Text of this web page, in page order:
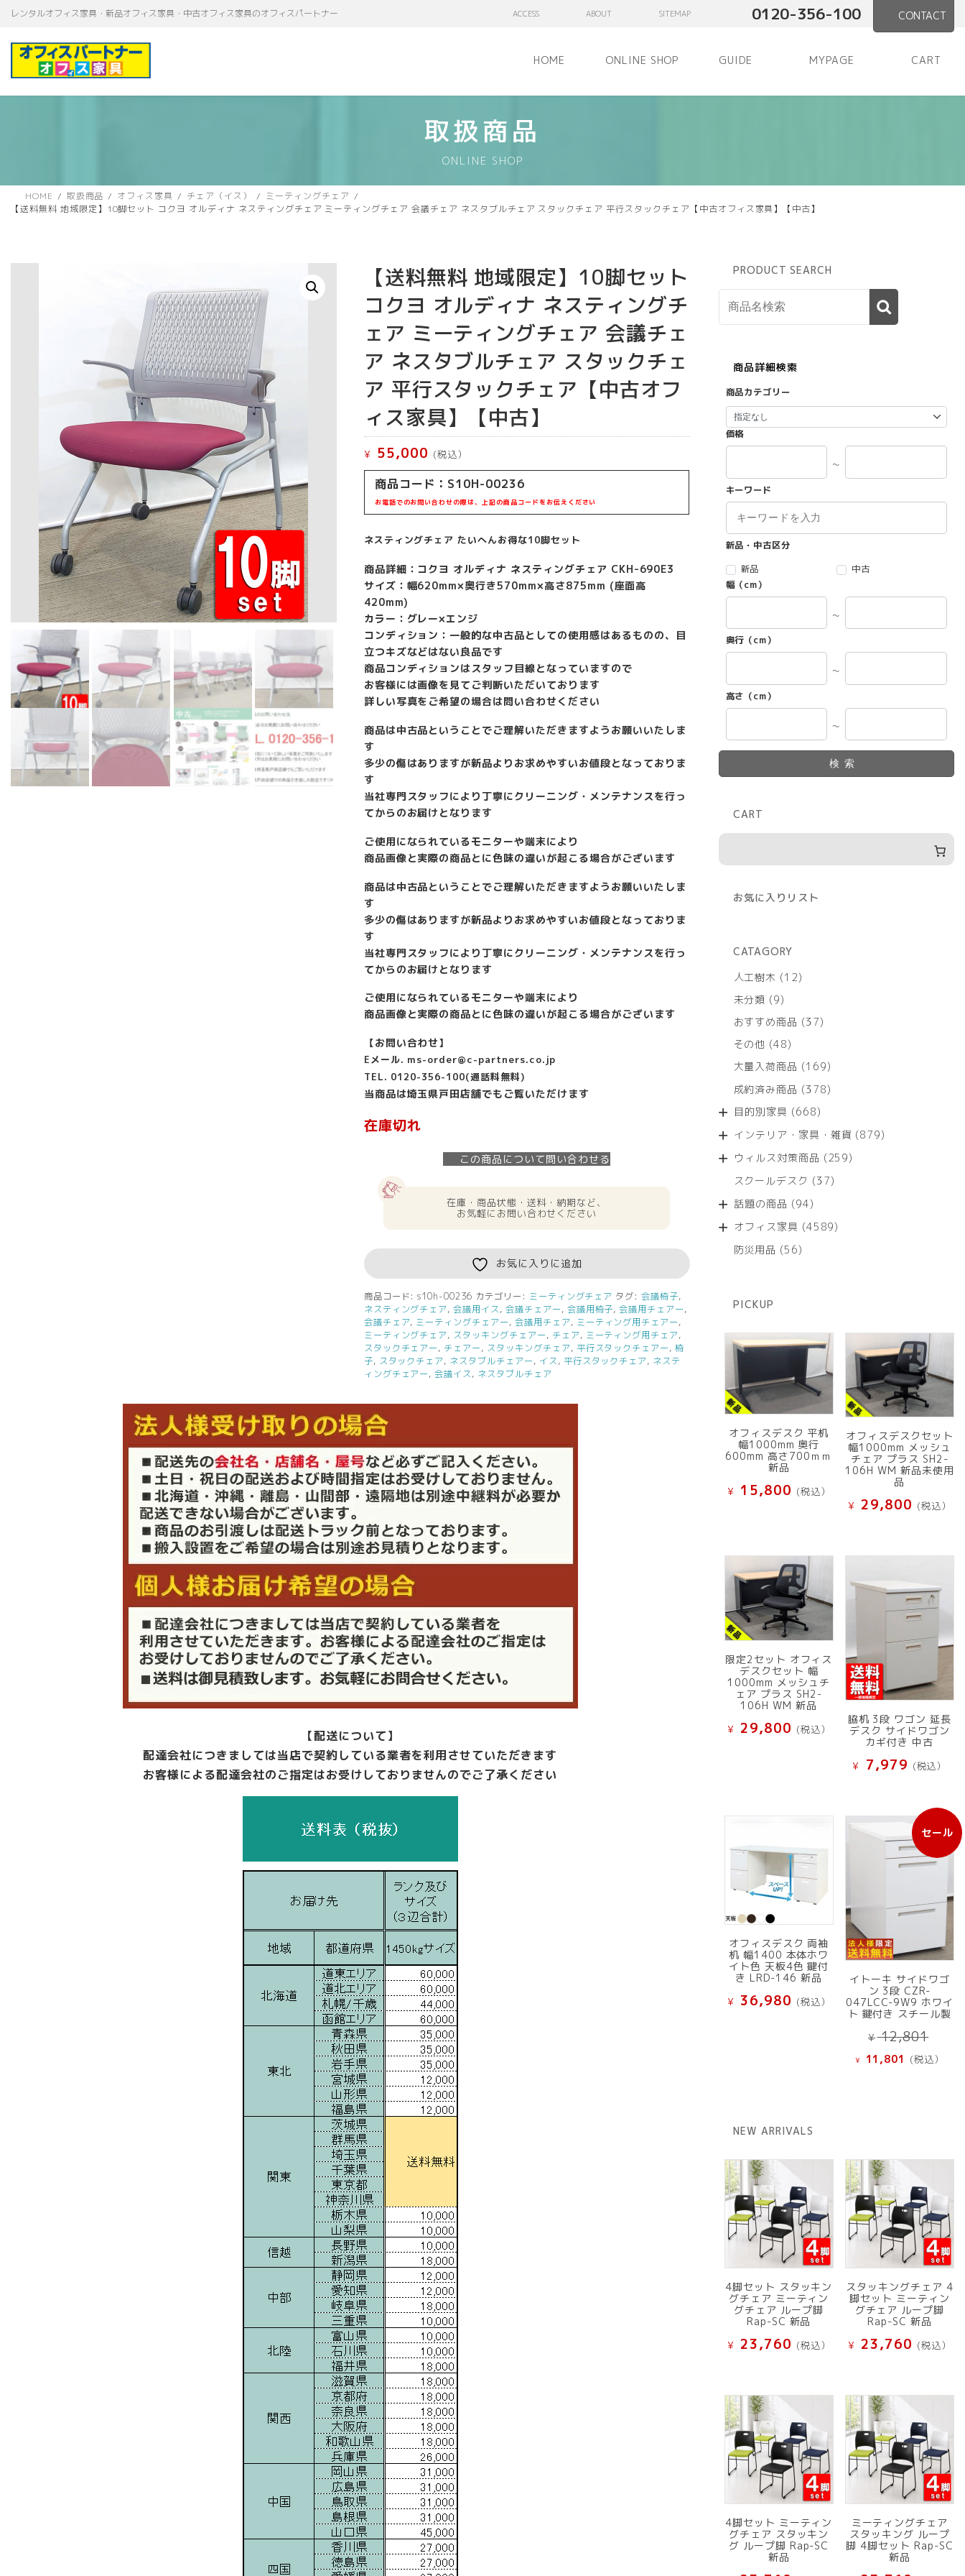
テ
ゲ
レンタルオフィス家具・新品オフィス家具・中古オフィス家具のオフィスパートナー ACCESS ABOUT SITEMAP 0120-356-100 CONTACT
HOME ONLINE SHOP GUIDE MYPAGE CART
取扱商品
ONLINE SHOP
HOME 取扱商品 オフィス家具 チェア（イス）
ミーティングチェア
【送料無料 地域限定】10脚セット コクヨ オルディナ ネスティングチェア ミーティングチェア 会議チェア ネスタブルチェア スタックチェア 平行スタックチェア【中古オフィス家具】【中古】
【送料無料 地域限定】10脚セット
コクヨ オルディナ ネスティングチ
ェア ミーティングチェア 会議チェ
ア ネスタブルチェア スタックチェ
ア 平行スタックチェア【中古オフ
ィス家具】【中古】
¥ 55,000 (税込）
商品コード：S10H-00236
お電話でのお問い合わせの際は、上記の商品コードをお伝えください
ネスティングチェア たいへんお得な10脚セット
商品詳細：コクヨ オルディナ ネスティングチェア CKH-690E3
サイズ：幅620mm×奥行き570mm×高さ875mm (座面高
420mm)
カラー：グレー×エンジ
コンディション：一般的な中古品としての使用感はあるものの、目
立つキズなどはない良品です
商品コンディションはスタッフ目線となっていますので
お客様には画像を見てご判断いただいております
詳しい写真をご希望の場合は問い合わせください
商品は中古品ということでご理解いただきますようお願いいたしま
す
多少の傷はありますが新品よりお求めやすいお値段となっておりま
す
当社専門スタッフにより丁寧にクリーニング・メンテナンスを行っ
てからのお届けとなります
ご使用になられているモニターや端末により
商品画像と実際の商品とに色味の違いが起こる場合がございます
商品は中古品ということでご理解いただきますようお願いいたしま
す
多少の傷はありますが新品よりお求めやすいお値段となっておりま
す
当社専門スタッフにより丁寧にクリーニング・メンテナンスを行っ
てからのお届けとなります
ご使用になられているモニターや端末により
商品画像と実際の商品とに色味の違いが起こる場合がございます
【お問い合わせ】
Eメール. ms-order@c-partners.co.jp
TEL. 0120-356-100(通話料無料)
当商品は埼玉県戸田店舗でもご覧いただけます
在庫切れ
この商品について問い合わせる
在庫・商品状態・送料・納期など、
お気軽にお問い合わせください
お気に入りに追加
商品コード:s10h-00236 カテゴリー: ミーティングチェア タグ:会議椅子,
ネスティングチェア,会議用イス, 会議チェアー, 会議用椅子,会議用チェアー,
会議チェア, ミーティングチェアー, 会議用チェア, ミーティング用チェアー,
ミーティングチェア, スタッキングチェアー, チェア, ミーティング用チェア,
スタックチェアー, チェアー, スタッキングチェア, 平行スタックチェアー,椅
子, スタックチェア, ネスタブルチェアー, イス, 平行スタックチェア, ネステ
ィングチェアー,会議イス, ネスタブルチェア
【配送について】
配達会社につきましては当店で契約している業者を利用させていただきます
お客様による配達会社のご指定はお受けしておりませんのでご了承ください
PRODUCT SEARCH
商品詳細検索
商品カテゴリー
価格
～
キーワード
新品・中古区分
新品
中古
幅（cm）
～
奥行（cm）
～
高さ（cm）
～
検索
CART
お気に入りリスト
CATAGORY
人工樹木
1212
商
未分類 99
の
商
おすすめ商品 3737
商
その他 4848
の
商
大量入荷商品 169169
の
成約済み商品 378378
商
目的別家具 668668
の
商
インテリア・家具・雑貨 879879
ウィルス対策商品 259259
スクールデスク 3737
商
話題の商品 9494
の
オフィス家具 45894589
防災用品 5656
PICKUP
オフィスデスク 平机
幅1000mm 奥行
600mm 高さ700ｍｍ
新品
¥ 15,800 (税込）
オフィスデスクセット
幅1000mm メッシュ
チェア プラス SH2-
106H WM 新品未使用
品
¥ 29,800 (税込）
限定2セット オフィス
デスクセット 幅
1000mm メッシュチ
ェア プラス SH2-
106H WM 新品
¥ 29,800 (税込）
脇机 3段 ワゴン 延長
デスク サイドワゴン
カギ付き 中古
¥ 7,979 (税込）
オフィスデスク 両袖
机 幅1400 本体ホワ
イト色 天板4色 鍵付
き LRD-146 新品
¥ 36,980 (税込）
セール
販
売
中
品
イトーキ サイドワゴ
ン 3段 CZR-
047LCC-9W9 ホワイ
ト 鍵付き スチール製
¥12,801
の
価
¥ 11,801 現
で
す。
(税込）
NEW ARRIVALS
4脚セット スタッキン
グチェア ミーティン
グチェア ループ脚
Rap-SC 新品
¥ 23,760 (税込）
スタッキングチェア 4
脚セット ミーティン
グチェア ループ脚
Rap-SC 新品
¥ 23,760 (税込）
4脚セット ミーティン
グチェア スタッキン
グ ループ脚 Rap-SC
新品
ミーティングチェア
スタッキング ループ
脚 4脚セット Rap-SC
新品